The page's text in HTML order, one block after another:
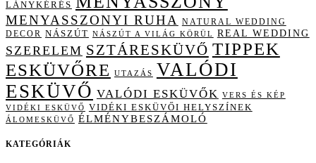
LÁNYKÉRÉS
MENYASSZONYI RUHA
NATURAL WEDDING
DECOR NÁSZÚT NÁSZÚT A VILÁG KÖRÜL REAL WEDDING
SZERELEM SZTÁRESKÜVŐ TIPPEK
ESKÜVŐRE
UTAZÁS VALÓDI
ESKÜVŐ VALÓDI ESKÜVŐK VERS ÉS KÉP
VIDÉKI ESKÜVŐ VIDÉKI ESKÜVŐI HELYSZÍNEK
ÁLOMESKÜVŐ ÉLMÉNYBESZÁMOLÓ
KATEGÓRIÁK